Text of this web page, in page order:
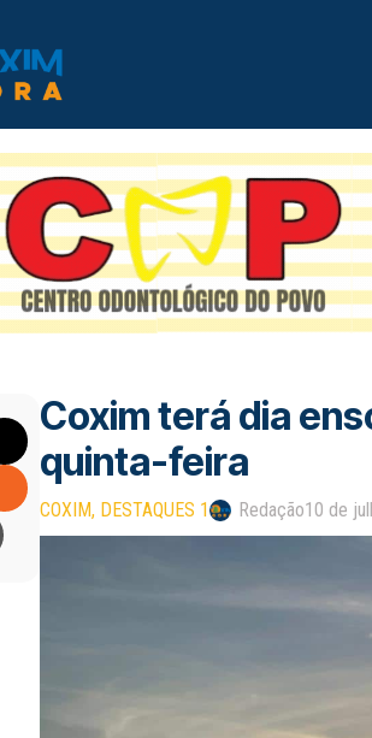
Coxim terá dia
quinta-feira
COXIM DESTAQUES 1 Redação10 de